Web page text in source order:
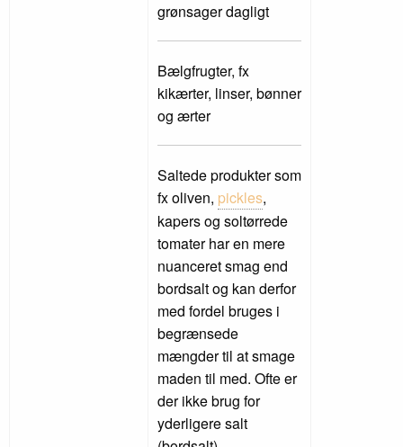
grønsager dagligt
Bælgfrugter, fx
kikærter, linser, bønner
og ærter
Saltede produkter som
fx oliven, pickles,
kapers og soltørrede
tomater har en mere
nuanceret smag end
bordsalt og kan derfor
med fordel bruges i
begrænsede
mængder til at smage
maden til med. Ofte er
der ikke brug for
yderligere salt